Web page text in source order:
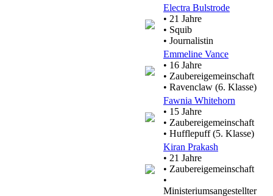
Electra Bulstrode
• 21 Jahre
• Squib
• Journalistin
Emmeline Vance
• 16 Jahre
• Zaubereigemeinschaft
• Ravenclaw (6. Klasse)
Fawnia Whitehorn
• 15 Jahre
• Zaubereigemeinschaft
• Hufflepuff (5. Klasse)
Kiran Prakash
• 21 Jahre
• Zaubereigemeinschaft
•
Ministeriumsangestellter